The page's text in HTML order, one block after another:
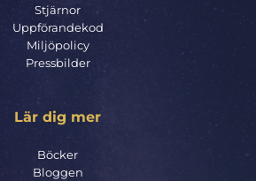
Stjärnor
Uppförandekod
Miljöpolicy
Pressbilder
Lär dig mer
Böcker
Bloggen